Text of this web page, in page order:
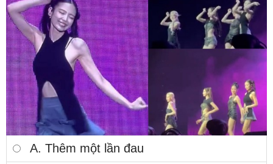
A. Thêm một lần đau